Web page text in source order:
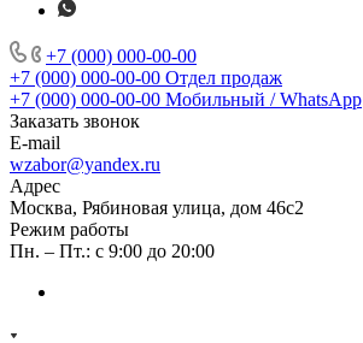
+7 (000) 000-00-00
+7 (000) 000-00-00 Отдел продаж
+7 (000) 000-00-00 Мобильный / WhatsApp
Заказать звонок
E-mail
wzabor@yandex.ru
Адрес
Москва, Рябиновая улица, дом 46с2
Режим работы
Пн. – Пт.: с 9:00 до 20:00